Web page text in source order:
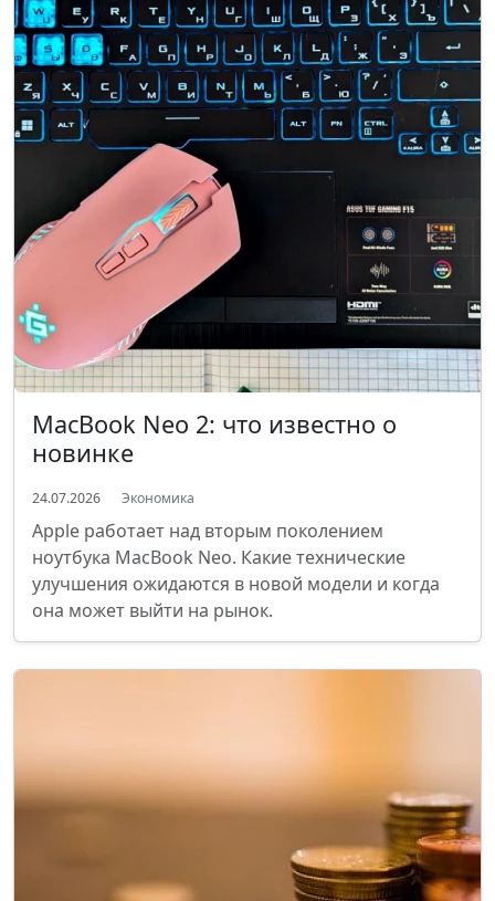
MacBook Neo 2: что известно о
новинке
24.07.2026 Экономика
Apple работает над вторым поколением
ноутбука MacBook Neo. Какие технические
улучшения ожидаются в новой модели и когда
она может выйти на рынок.